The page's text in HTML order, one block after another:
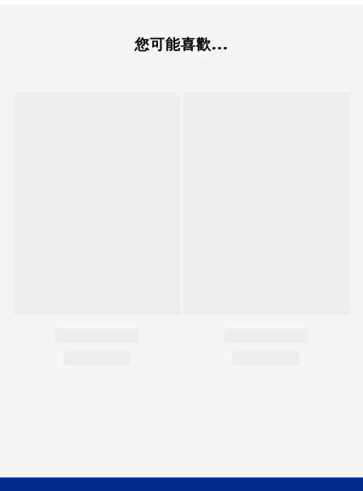
您可能喜歡...